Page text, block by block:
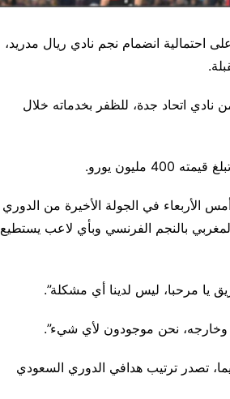
احتمالية انضمام نجم نادي ريال مدريد،
اتحاد جدة، للظفر بخدماته خلال
يورو.
الأربعاء في الجولة الأخيرة من الدوري
بالنجم الفرنسي وبأي لاعب يستطيع
يا مرحبا، ليس لدينا أي مشكلة”.
وخارجه، نحن موجودون لأي شيء”.
تصدر ترتيب هدافي الدوري السعودي